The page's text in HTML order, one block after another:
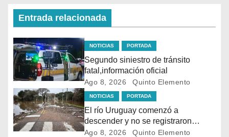
Entrada relacionada
NOTICIAS PORTADA
Segundo siniestro de tránsito
fatal,información oficial
Ago 8, 2026 Quinto Elemento
NOTICIAS PORTADA
El río Uruguay comenzó a
descender y no se registraron
evacuaciones en Salto
Ago 8, 2026 Quinto Elemento